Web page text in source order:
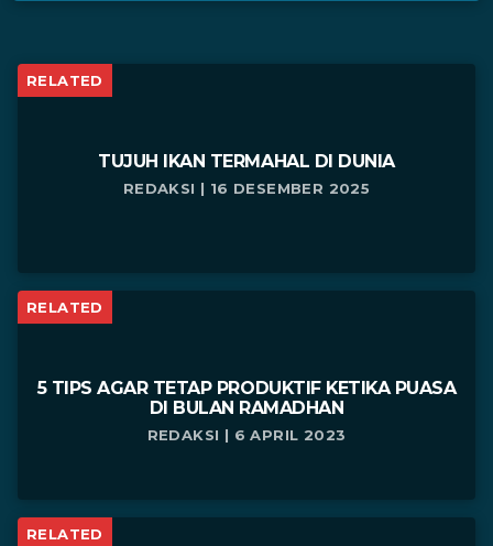
RELATED
TUJUH IKAN TERMAHAL DI DUNIA
REDAKSI | 16 DESEMBER 2025
RELATED
5 TIPS AGAR TETAP PRODUKTIF KETIKA PUASA
DI BULAN RAMADHAN
REDAKSI | 6 APRIL 2023
RELATED